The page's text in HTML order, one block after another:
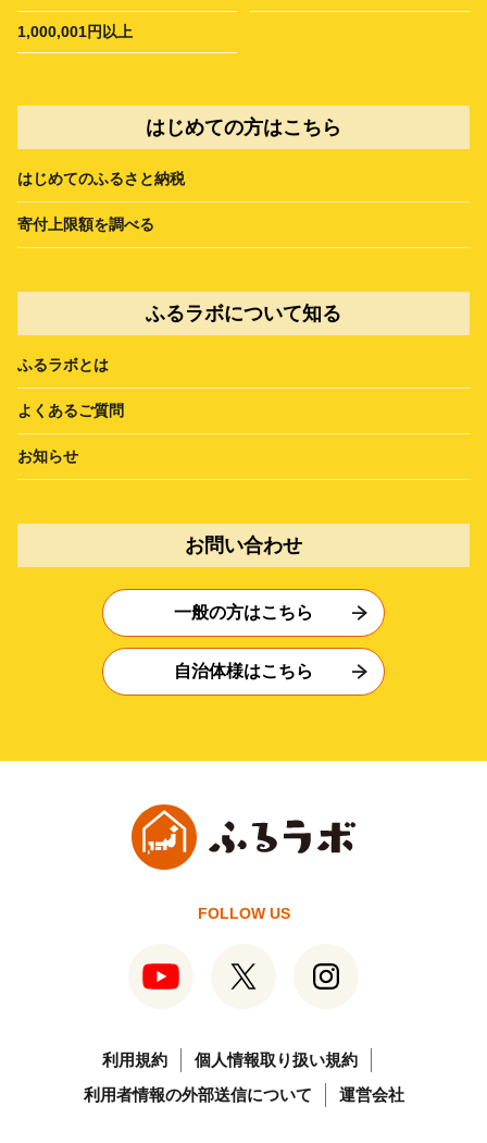
1,000,001円以上
はじめての方はこちら
はじめてのふるさと納税
寄付上限額を調べる
ふるラボについて知る
ふるラボとは
よくあるご質問
お知らせ
お問い合わせ
一般の方はこちら
自治体様はこちら
FOLLOW US
利用規約
個人情報取り扱い規約
利用者情報の外部送信について
運営会社